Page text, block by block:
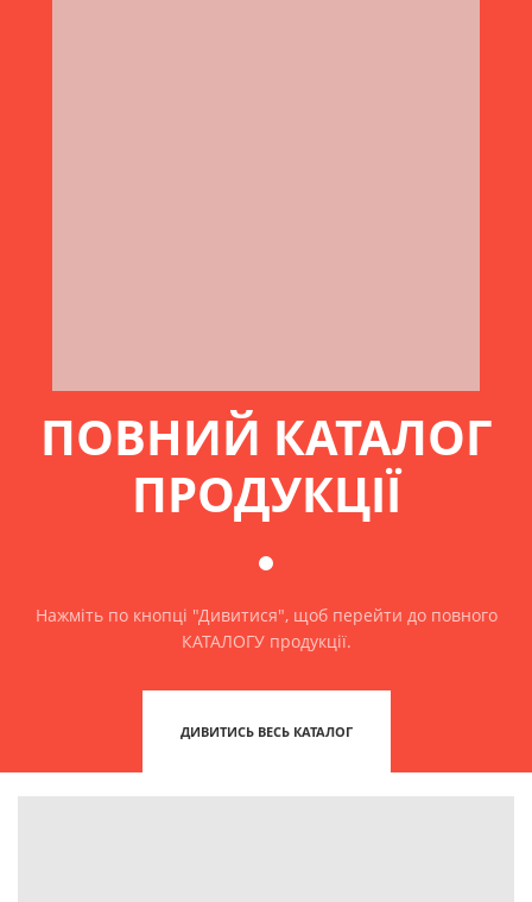
ПОВНИЙ КАТАЛОГ
ПРОДУКЦІЇ
Нажміть по кнопці "Дивитися", щоб перейти до повного
КАТАЛОГУ продукції.
ДИВИТИСЬ ВЕСЬ КАТАЛОГ